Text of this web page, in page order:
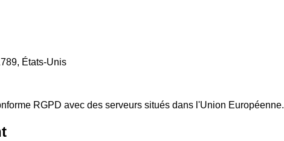
États-Unis
RGPD avec des serveurs situés dans l'Union Européenne.